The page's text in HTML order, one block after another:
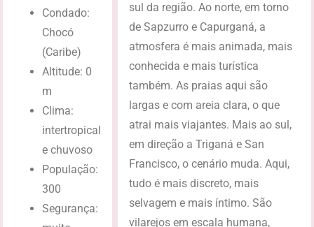
Condado:
Chocó
(Caribe)
Altitude: 0
m
Clima:
intertropical
e chuvoso
População:
300
Segurança:
sul da região. Ao norte, em torno
de Sapzurro e Capurganá, a
atmosfera é mais animada, mais
conhecida e mais turística
também. As praias aqui são
largas e com areia clara, o que
atrai mais viajantes. Mais ao sul,
em direção a Triganá e San
Francisco, o cenário muda. Aqui,
tudo é mais discreto, mais
selvagem e mais íntimo. São
vilarejos em escala humana,